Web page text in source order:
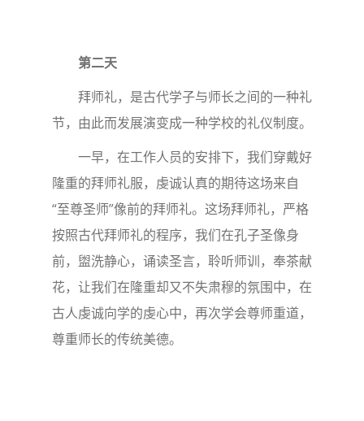
第二天
拜师礼，是古代学子与师长之间的一种礼
节，由此而发展演变成一种学校的礼仪制度。
一早，在工作人员的安排下，我们穿戴好
隆重的拜师礼服，虔诚认真的期待这场来自
“至尊圣师”像前的拜师礼。这场拜师礼，严格
按照古代拜师礼的程序，我们在孔子圣像身
前，盥洗静心，诵读圣言，聆听师训，奉茶献
花，让我们在隆重却又不失肃穆的氛围中，在
古人虔诚向学的虔心中，再次学会尊师重道，
尊重师长的传统美德。